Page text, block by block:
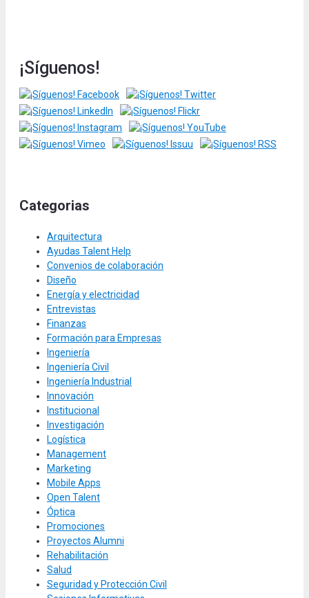
¡Síguenos!
Categorias
Arquitectura
Ayudas Talent Help
Convenios de colaboración
Diseño
Energía y electricidad
Entrevistas
Finanzas
Formación para Empresas
Ingeniería
Ingeniería Civil
Ingeniería Industrial
Innovación
Institucional
Investigación
Logística
Management
Marketing
Mobile Apps
Open Talent
Óptica
Promociones
Proyectos Alumni
Rehabilitación
Salud
Seguridad y Protección Civil